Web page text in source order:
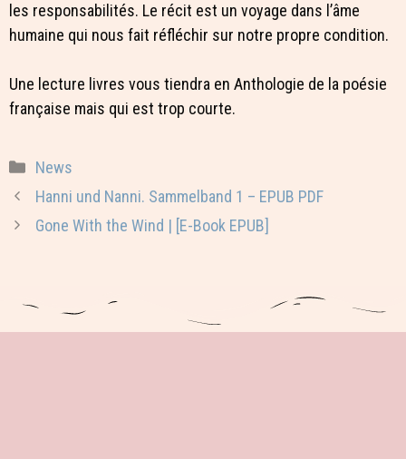
les responsabilités. Le récit est un voyage dans l’âme
humaine qui nous fait réfléchir sur notre propre condition.
Une lecture livres vous tiendra en Anthologie de la poésie
française mais qui est trop courte.
Categorie
News
Hanni und Nanni. Sammelband 1 – EPUB PDF
Gone With the Wind | [E-Book EPUB]